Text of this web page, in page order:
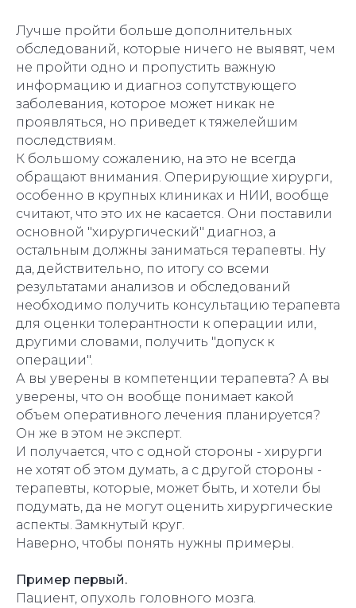
Лучше пройти больше дополнительных
обследований, которые ничего не выявят, чем
не пройти одно и пропустить важную
информацию и диагноз сопутствующего
заболевания, которое может никак не
проявляться, но приведет к тяжелейшим
последствиям.
К большому сожалению, на это не всегда
обращают внимания. Оперирующие хирурги,
особенно в крупных клиниках и НИИ, вообще
считают, что это их не касается. Они поставили
основной "хирургический" диагноз, а
остальным должны заниматься терапевты. Ну
да, действительно, по итогу со всеми
результатами анализов и обследований
необходимо получить консультацию терапевта
для оценки толерантности к операции или,
другими словами, получить "допуск к
операции".
А вы уверены в компетенции терапевта? А вы
уверены, что он вообще понимает какой
объем оперативного лечения планируется?
Он же в этом не эксперт.
И получается, что с одной стороны - хирурги
не хотят об этом думать, а с другой стороны -
терапевты, которые, может быть, и хотели бы
подумать, да не могут оценить хирургические
аспекты. Замкнутый круг.
Наверно, чтобы понять нужны примеры.
Пример первый.
Пациент, опухоль головного мозга.